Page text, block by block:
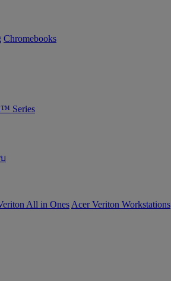
Chromebooks
Series
All in Ones Acer Veriton Workstations